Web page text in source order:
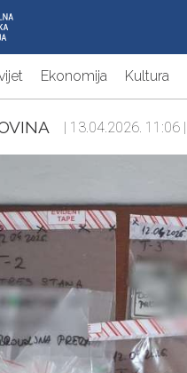
Ekonomija Kultura
| 13.04.2026. 11:06 |